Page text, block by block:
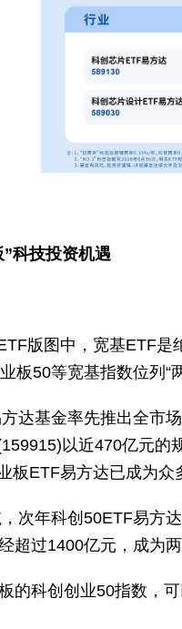
科技投资机遇
版图中，宽基ETF
板50等宽基指数位列“
达基金率先推出全市
以近470亿元的
板ETF易方达已成为众
次年科创50ETF易方
超过1400亿元，成为
的科创创业50指数，